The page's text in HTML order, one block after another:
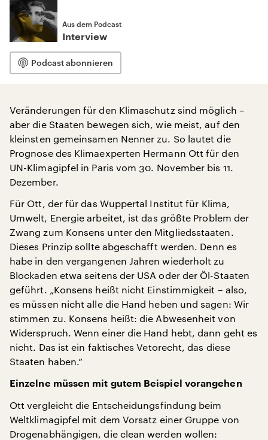
Aus dem Podcast
Interview
Podcast abonnieren
Veränderungen für den Klimaschutz sind möglich –
aber die Staaten bewegen sich, wie meist, auf den
kleinsten gemeinsamen Nenner zu. So lautet die
Prognose des Klimaexperten Hermann Ott für den
UN-Klimagipfel in Paris vom 30. November bis 11.
Dezember.
Für Ott, der für das Wuppertal Institut für Klima,
Umwelt, Energie arbeitet, ist das größte Problem der
Zwang zum Konsens unter den Mitgliedsstaaten.
Dieses Prinzip sollte abgeschafft werden. Denn es
habe in den vergangenen Jahren wiederholt zu
Blockaden etwa seitens der USA oder der Öl-Staaten
geführt. „Konsens heißt nicht Einstimmigkeit – also,
es müssen nicht alle die Hand heben und sagen: Wir
stimmen zu. Konsens heißt: die Abwesenheit von
Widerspruch. Wenn einer die Hand hebt, dann geht es
nicht. Das ist ein faktisches Vetorecht, das diese
Staaten haben.“
Einzelne müssen mit gutem Beispiel vorangehen
Ott vergleicht die Entscheidungsfindung beim
Weltklimagipfel mit dem Vorsatz einer Gruppe von
Drogenabhängigen, die clean werden wollen: